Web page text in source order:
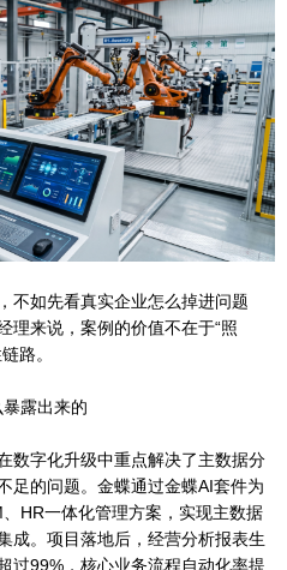
不如先看真实企业怎么掉进问题
理来说，案例的价值不在于“照
路。
露出来的
数字化升级中重点解决了主数据分
足的问题。金蝶通过金蝶AI套件为
HR一体化管理方案，实现主数据
成。项目落地后，经营分析报表生
过99%，核心业务流程自动化率提